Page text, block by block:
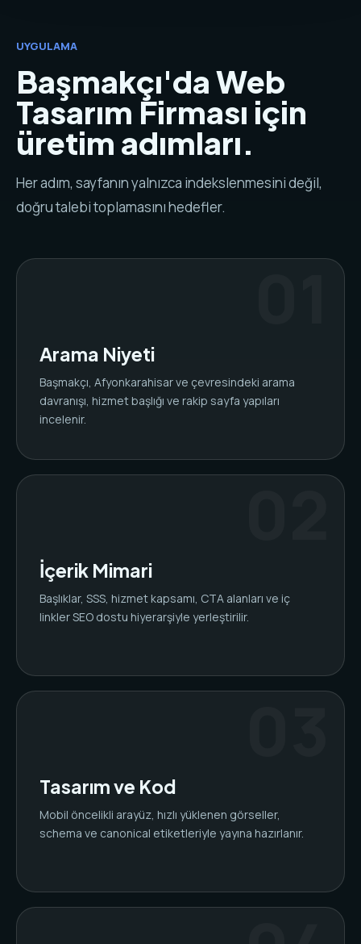
UYGULAMA
Başmakçı'da Web
Tasarım Firması için
üretim adımları.
Her adım, sayfanın yalnızca indekslenmesini değil,
doğru talebi toplamasını hedefler.
Arama Niyeti
Başmakçı, Afyonkarahisar ve çevresindeki arama
davranışı, hizmet başlığı ve rakip sayfa yapıları
incelenir.
İçerik Mimari
Başlıklar, SSS, hizmet kapsamı, CTA alanları ve iç
linkler SEO dostu hiyerarşiyle yerleştirilir.
Tasarım ve Kod
Mobil öncelikli arayüz, hızlı yüklenen görseller,
schema ve canonical etiketleriyle yayına hazırlanır.